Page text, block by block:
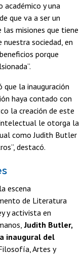
y una
que va a ser un
misiones que tiene
sociedad, en
porque
la inauguración
haya contado con
la creación de este
le otorga la
como Judith Butler
destacó.
escena
de Literatura
y activista en
Judith Butler,
inaugural del
Artes y